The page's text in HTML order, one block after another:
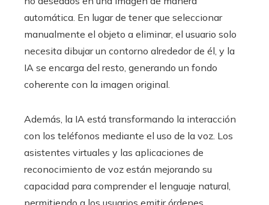
automática. En lugar de tener que seleccionar
manualmente el objeto a eliminar, el usuario solo
necesita dibujar un contorno alrededor de él, y la
IA se encarga del resto, generando un fondo
coherente con la imagen original.
Además, la IA está transformando la interacción
con los teléfonos mediante el uso de la voz. Los
asistentes virtuales y las aplicaciones de
reconocimiento de voz están mejorando su
capacidad para comprender el lenguaje natural,
permitiendo a los usuarios emitir órdenes